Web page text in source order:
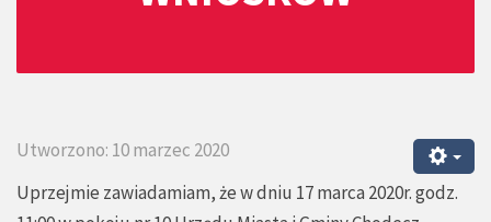
Utworzono: 10 marzec 2020
Uprzejmie zawiadamiam, że w dniu 17 marca 2020r. godz.